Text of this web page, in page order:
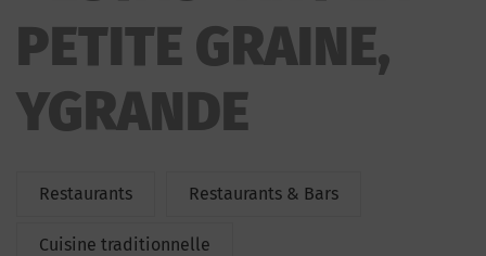
PETITE GRAINE,
YGRANDE
Restaurants Restaurants & Bars
Cuisine traditionnelle